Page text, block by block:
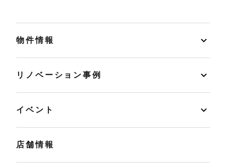
物件情報
リノベーション事例
イベント
店舗情報